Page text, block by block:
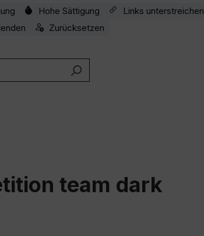
Hohe Sättigung Links unterstreichen
Zurücksetzen
team dark